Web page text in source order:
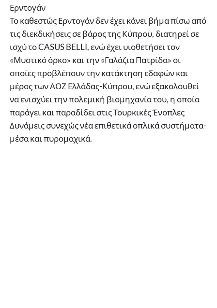
Ερντογάν
Το καθεστώς Ερντογάν δεν έχει κάνει βήμα πίσω από
τις διεκδικήσεις σε βάρος της Κύπρου, διατηρεί σε
ισχύ το CASUS BELLI, ενώ έχει υιοθετήσει τον
«Μυστικό όρκο» και την «Γαλάζια Πατρίδα» οι
οποίες προβλέπουν την κατάκτηση εδαφών και
μέρος των ΑΟΖ Ελλάδας-Κύπρου, ενώ εξακολουθεί
να ενισχύει την πολεμική βιομηχανία του, η οποία
παράγει και παραδίδει στις Τουρκικές Ένοπλες
Δυνάμεις συνεχώς νέα επιθετικά οπλικά συστήματα-
μέσα και πυρομαχικά.